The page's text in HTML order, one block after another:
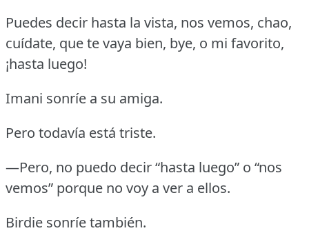
Puedes decir hasta la vista, nos vemos, chao,
cuídate, que te vaya bien, bye, o mi favorito,
¡hasta luego!
Imani sonríe a su amiga.
Pero todavía está triste.
—Pero, no puedo decir “hasta luego” o “nos
vemos” porque no voy a ver a ellos.
Birdie sonríe también.